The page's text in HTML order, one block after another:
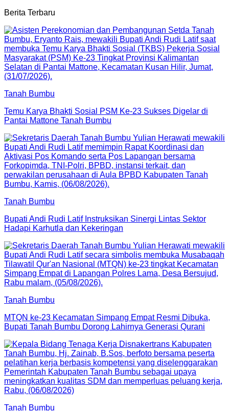
Berita Terbaru
Tanah Bumbu
Temu Karya Bhakti Sosial PSM Ke-23 Sukses Digelar di
Pantai Mattone Tanah Bumbu
Tanah Bumbu
Bupati Andi Rudi Latif Instruksikan Sinergi Lintas Sektor
Hadapi Karhutla dan Kekeringan
Tanah Bumbu
MTQN ke-23 Kecamatan Simpang Empat Resmi Dibuka,
Bupati Tanah Bumbu Dorong Lahirnya Generasi Qurani
Tanah Bumbu